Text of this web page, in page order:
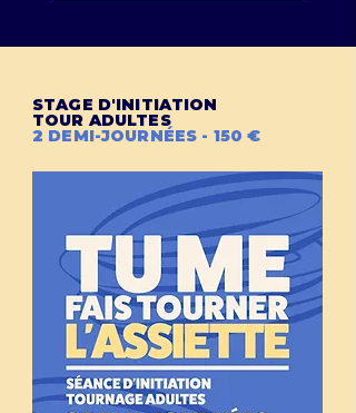
STAGE D'INITIATION
TOUR ADULTES
2 DEMI-JOURNÉES - 150 €